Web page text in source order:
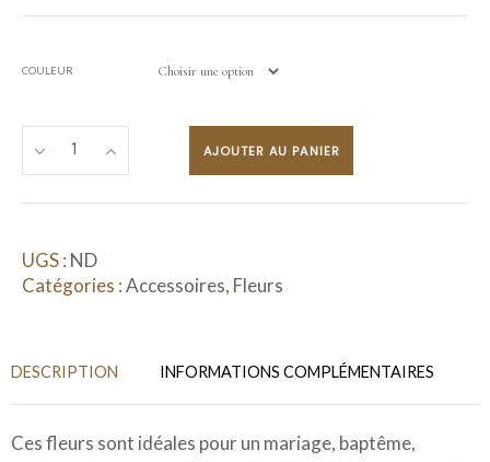
COULEUR
AJOUTER AU PANIER
UGS : ND
Catégories :Accessoires, Fleurs
DESCRIPTION INFORMATIONS COMPLÉMENTAIRES
Ces fleurs sont idéales pour un mariage, baptême,